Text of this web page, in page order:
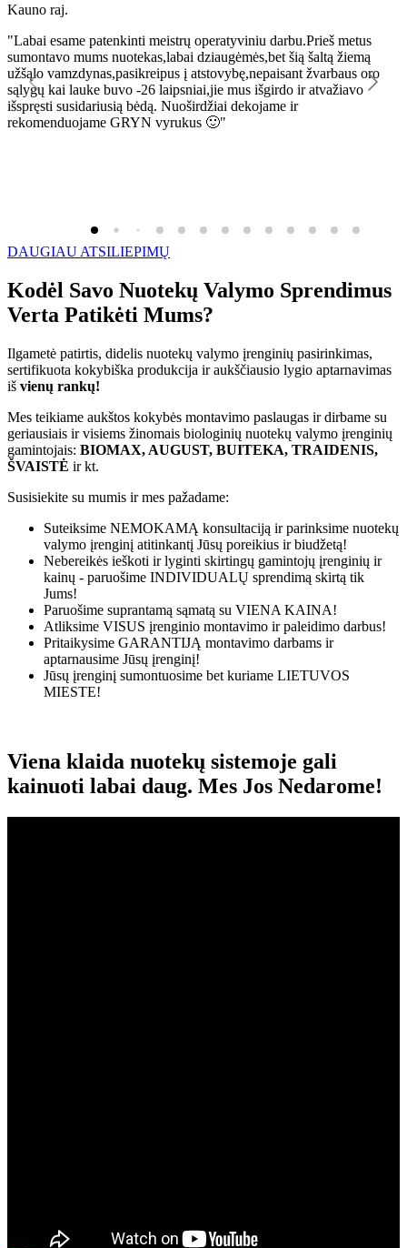
Kauno raj.
"Labai esame patenkinti meistrų operatyviniu darbu.Prieš metus
sumontavo mums nuotekas,labai dziaugėmės,bet šią šaltą žiemą
užšąlo vamzdynas,pasikreipus į atstovybę,nepaisant žvarbaus oro
sąlygų kai lauke buvo -26 laipsniai,jie mus išgirdo ir atvažiavo
išspręsti susidariusią bėdą. Nuoširdžiai dekojame ir
rekomenduojame GRYN vyrukus 🙂"
DAUGIAU ATSILIEPIMŲ
Kodėl Savo Nuotekų Valymo Sprendimus
Verta Patikėti Mums?
Ilgametė patirtis, didelis nuotekų valymo įrenginių pasirinkimas,
sertifikuota kokybiška produkcija ir aukščiausio lygio aptarnavimas
iš vienų rankų!
Mes teikiame aukštos kokybės montavimo paslaugas ir dirbame su
geriausiais ir visiems žinomais biologinių nuotekų valymo įrenginių
gamintojais: BIOMAX, AUGUST, BUITEKA, TRAIDENIS,
ŠVAISTĖ ir kt.
Susisiekite su mumis ir mes pažadame:
Suteiksime NEMOKAMĄ konsultaciją ir parinksime nuotekų
valymo įrenginį atitinkantį Jūsų poreikius ir biudžetą!
Nebereikės ieškoti ir lyginti skirtingų gamintojų įrenginių ir
kainų - paruošime INDIVIDUALŲ sprendimą skirtą tik
Jums!
Paruošime suprantamą sąmatą su VIENA KAINA!
Atliksime VISUS įrenginio montavimo ir paleidimo darbus!
Pritaikysime GARANTIJĄ montavimo darbams ir
aptarnausime Jūsų įrenginį!
Jūsų įrenginį sumontuosime bet kuriame LIETUVOS
MIESTE!
Viena klaida nuotekų sistemoje gali
kainuoti labai daug. Mes Jos Nedarome!